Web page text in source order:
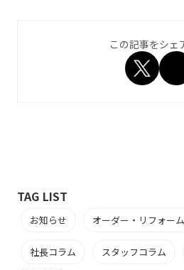
この記事をシェ
TAG LIST
お知らせ オーダー・リフォー
社長コラム スタッフコラム